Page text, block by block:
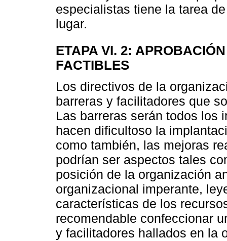
especialistas tiene la tarea
lugar.
ETAPA VI. 2:
FACTIBLES
Los directivos de la
barreras y facilitadores que
Las barreras serán todos los
hacen dificultoso la
como también, las mejoras
podrían ser aspectos tales
posición de la organización
organizacional imperante,
características de los
recomendable confeccionar
y facilitadores hallados en la